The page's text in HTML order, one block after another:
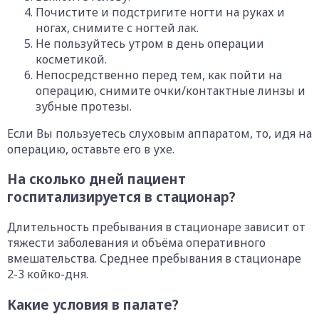
Почистите и подстригите ногти на руках и
ногах, снимите с ногтей лак.
Не пользуйтесь утром в день операции
косметикой.
Непосредственно перед тем, как пойти на
операцию, снимите очки/контактные линзы и
зубные протезы.
Если Вы пользуетесь слуховым аппаратом, то, идя на
операцию, оставьте его в ухе.
На сколько дней пациент
госпитализируется в стационар?
Длительность пребывания в стационаре зависит от
тяжести заболевания и объёма оперативного
вмешательства. Среднее пребывания в стационаре
2-3 койко-дня.
Какие условия в палате?